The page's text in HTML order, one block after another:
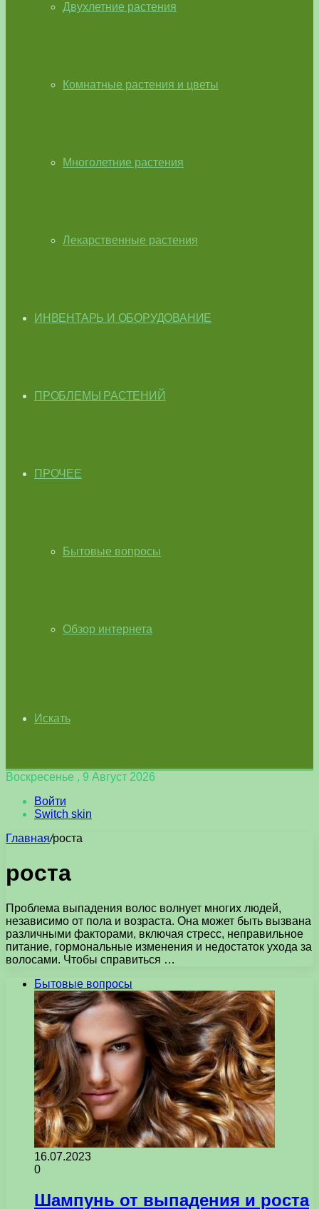
Двухлетние растения
Комнатные растения и цветы
Многолетние растения
Лекарственные растения
ИНВЕНТАРЬ И ОБОРУДОВАНИЕ
ПРОБЛЕМЫ РАСТЕНИЙ
ПРОЧЕЕ
Бытовые вопросы
Обзор интернета
Искать
Воскресенье , 9 Август 2026
Войти
Switch skin
Главная/роста
роста
Проблема выпадения волос волнует многих людей,
независимо от пола и возраста. Она может быть вызвана
различными факторами, включая стресс, неправильное
питание, гормональные изменения и недостаток ухода за
волосами. Чтобы справиться …
Бытовые вопросы
16.07.2023
0
Шампунь от выпадения и роста